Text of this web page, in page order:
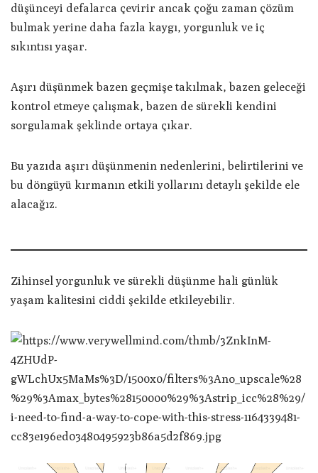
düşünceyi defalarca çevirir ancak çoğu zaman çözüm
bulmak yerine daha fazla kaygı, yorgunluk ve iç
sıkıntısı yaşar.
Aşırı düşünmek bazen geçmişe takılmak, bazen geleceği
kontrol etmeye çalışmak, bazen de sürekli kendini
sorgulamak şeklinde ortaya çıkar.
Bu yazıda aşırı düşünmenin nedenlerini, belirtilerini ve
bu döngüyü kırmanın etkili yollarını detaylı şekilde ele
alacağız.
Zihinsel yorgunluk ve sürekli düşünme hali günlük
yaşam kalitesini ciddi şekilde etkileyebilir.